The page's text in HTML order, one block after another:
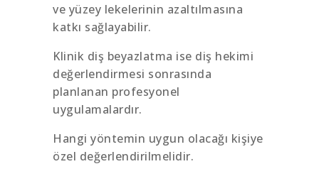
ve yüzey lekelerinin azaltılmasına
katkı sağlayabilir.
Klinik diş beyazlatma ise diş hekimi
değerlendirmesi sonrasında
planlanan profesyonel
uygulamalardır.
Hangi yöntemin uygun olacağı kişiye
özel değerlendirilmelidir.